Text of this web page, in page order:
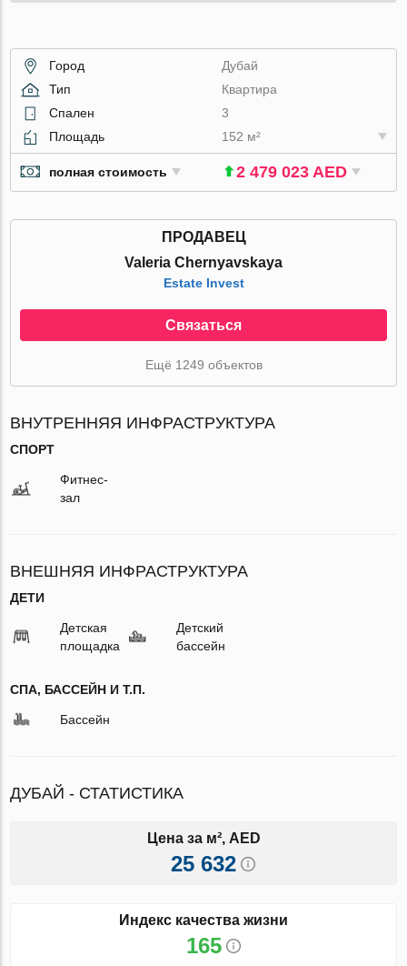
Город
Дубай
Тип
Квартира
Спален
3
Площадь
152 м²
полная стоимость 2 479 023 AED
ПРОДАВЕЦ
Valeria Chernyavskaya
Estate Invest
Связаться
Ещё 1249 объектов
ВНУТРЕННЯЯ ИНФРАСТРУКТУРА
СПОРТ
Фитнес-
зал
ВНЕШНЯЯ ИНФРАСТРУКТУРА
ДЕТИ
Детская
площадка
Детский
бассейн
СПА, БАССЕЙН И Т.П.
Бассейн
ДУБАЙ - СТАТИСТИКА
Цена за м², AED
25 632
Индекс качества жизни
165